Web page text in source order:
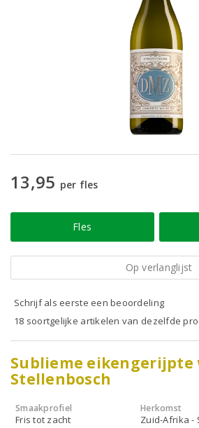
13,95 per fles
Fles
Op verlanglijst
Schrijf als eerste een beoordeling
18 soortgelijke artikelen van dezelfde
Sublieme
Stellenbosch
Smaakprofiel
Fris tot zacht
Herkomst
Zuid-Afrika -